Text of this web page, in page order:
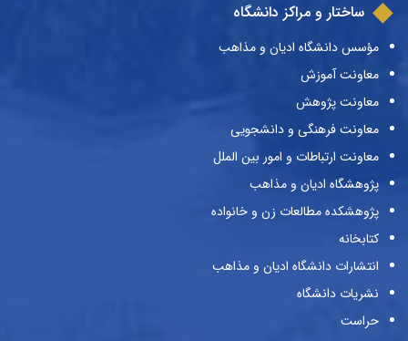
ساختار و مراکز دانشگاه
مؤسس دانشگاه ادیان و مذاهب
معاونت آموزش
معاونت پژوهش
معاونت فرهنگی و دانشجویی
معاونت ارتباطات و امور بین الملل
پژوهشگاه ادیان و مذاهب
پژوهشکده مطالعات زن و خانواده
کتابخانه
انتشارات دانشگاه ادیان و مذاهب
نشریات دانشگاه
حراست